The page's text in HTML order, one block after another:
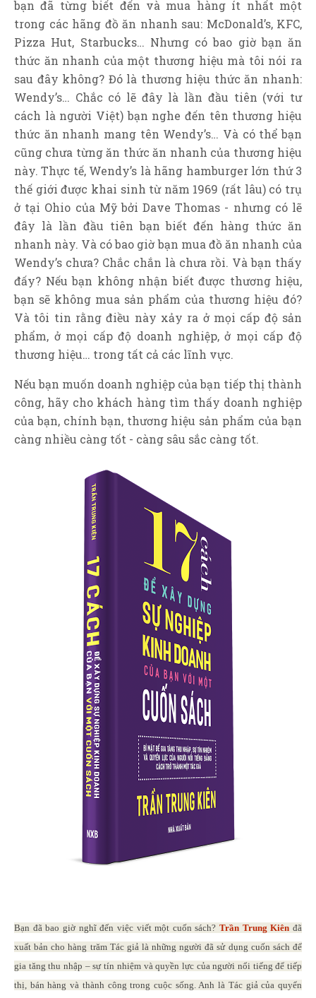
bạn đã từng biết đến và mua hàng ít nhất một
trong các hãng đồ ăn nhanh sau: McDonald’s, KFC,
Pizza Hut, Starbucks… Nhưng có bao giờ bạn ăn
thức ăn nhanh của một thương hiệu mà tôi nói ra
sau đây không? Đó là thương hiệu thức ăn nhanh:
Wendy’s… Chắc có lẽ đây là lần đầu tiên (với tư
cách là người Việt) bạn nghe đến tên thương hiệu
thức ăn nhanh mang tên Wendy’s… Và có thể bạn
cũng chưa từng ăn thức ăn nhanh của thương hiệu
này. Thực tế, Wendy’s là hãng hamburger lớn thứ 3
thế giới được khai sinh từ năm 1969 (rất lâu) có trụ
ở tại Ohio của Mỹ bởi Dave Thomas - nhưng có lẽ
đây là lần đầu tiên bạn biết đến hàng thức ăn
nhanh này. Và có bao giờ bạn mua đồ ăn nhanh của
Wendy’s chưa? Chắc chắn là chưa rồi. Và bạn thấy
đấy? Nếu bạn không nhận biết được thương hiệu,
bạn sẽ không mua sản phẩm của thương hiệu đó?
Và tôi tin rằng điều này xảy ra ở mọi cấp độ sản
phẩm, ở mọi cấp độ doanh nghiệp, ở mọi cấp độ
thương hiệu… trong tất cả các lĩnh vực.
Nếu bạn muốn doanh nghiệp của bạn tiếp thị thành
công, hãy cho khách hàng tìm thấy doanh nghiệp
của bạn, chính bạn, thương hiệu sản phẩm của bạn
càng nhiều càng tốt - càng sâu sắc càng tốt.
Bạn đã bao giờ nghĩ đến việc viết một cuốn sách?Trần Trung Kiên đã
xuất bản cho hàng trăm Tác giả là những người đã sử dụng cuốn sách để
gia tăng thu nhập – sự tín nhiệm và quyền lực của người nổi tiếng để tiếp
thị, bán hàng và thành công trong cuộc sống. Anh là Tác giả của quyển